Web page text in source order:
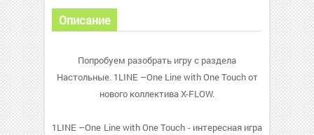
Описание
Попробуем разобрать игру с раздела
Настольные. 1LINE –One Line with One Touch от
нового коллектива X-FLOW.
1LINE –One Line with One Touch - интересная игра